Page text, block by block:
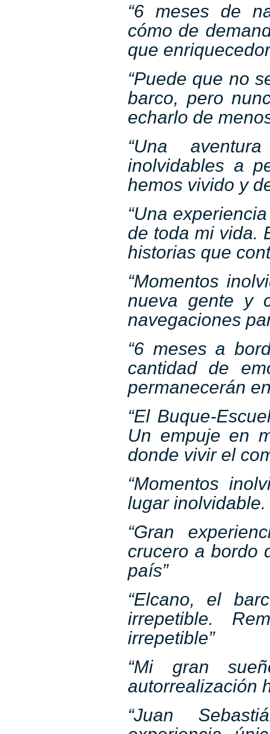
“6 meses de
cómo de
que
“Puede que no
barco, pero
echarlo de
“Una
inolvidables a
hemos vivido y
“Una
de toda mi vida.
historias que
“Momentos
nueva gente y
navegaciones
“6 meses a
cantidad de
permanecerán
“El Buque-
Un empuje en
donde vivir el
“Momentos
lugar
“Gran
crucero a bordo
país”
“Elcano, el
irrepetible.
irrepetible”
“Mi gran
autorrealización
“Juan